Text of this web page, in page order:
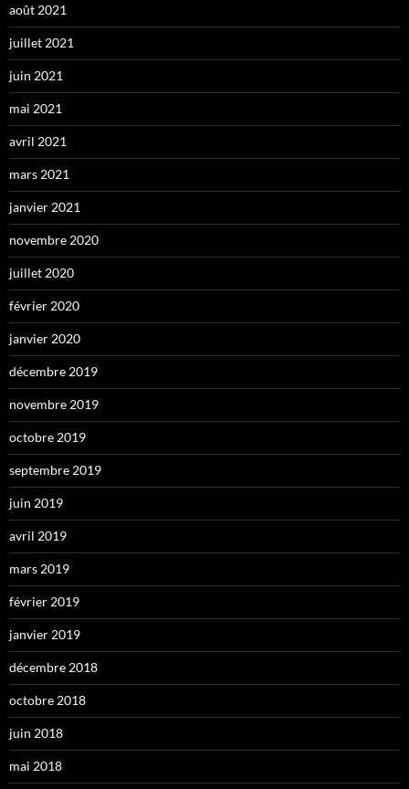
août 2021
juillet 2021
juin 2021
mai 2021
avril 2021
mars 2021
janvier 2021
novembre 2020
juillet 2020
février 2020
janvier 2020
décembre 2019
novembre 2019
octobre 2019
septembre 2019
juin 2019
avril 2019
mars 2019
février 2019
janvier 2019
décembre 2018
octobre 2018
juin 2018
mai 2018